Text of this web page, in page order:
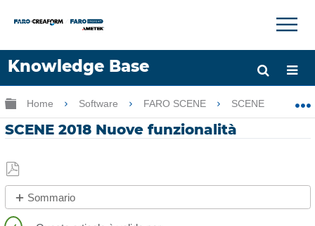
Knowledge Base
Lingua
Chiedere aiuto Accesso
×
Ingrandisci/riduci gerarchia globale
Home Software FARO SCENE SCENE
SCENE 2018 Nuove funzionalità
Salva
come
PDF
Sommario
No